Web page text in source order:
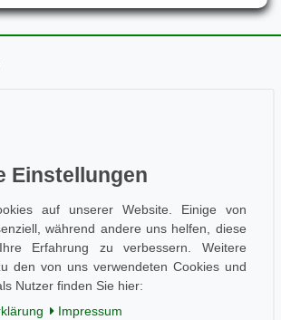
auf unserer Website. Einige von
während andere uns helfen, diese
Erfahrung zu verbessern. Weitere
den von uns verwendeten Cookies und
Nutzer finden Sie hier:
Impressum